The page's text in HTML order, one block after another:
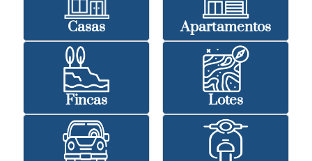
Casas Apartamentos
Fincas Lotes